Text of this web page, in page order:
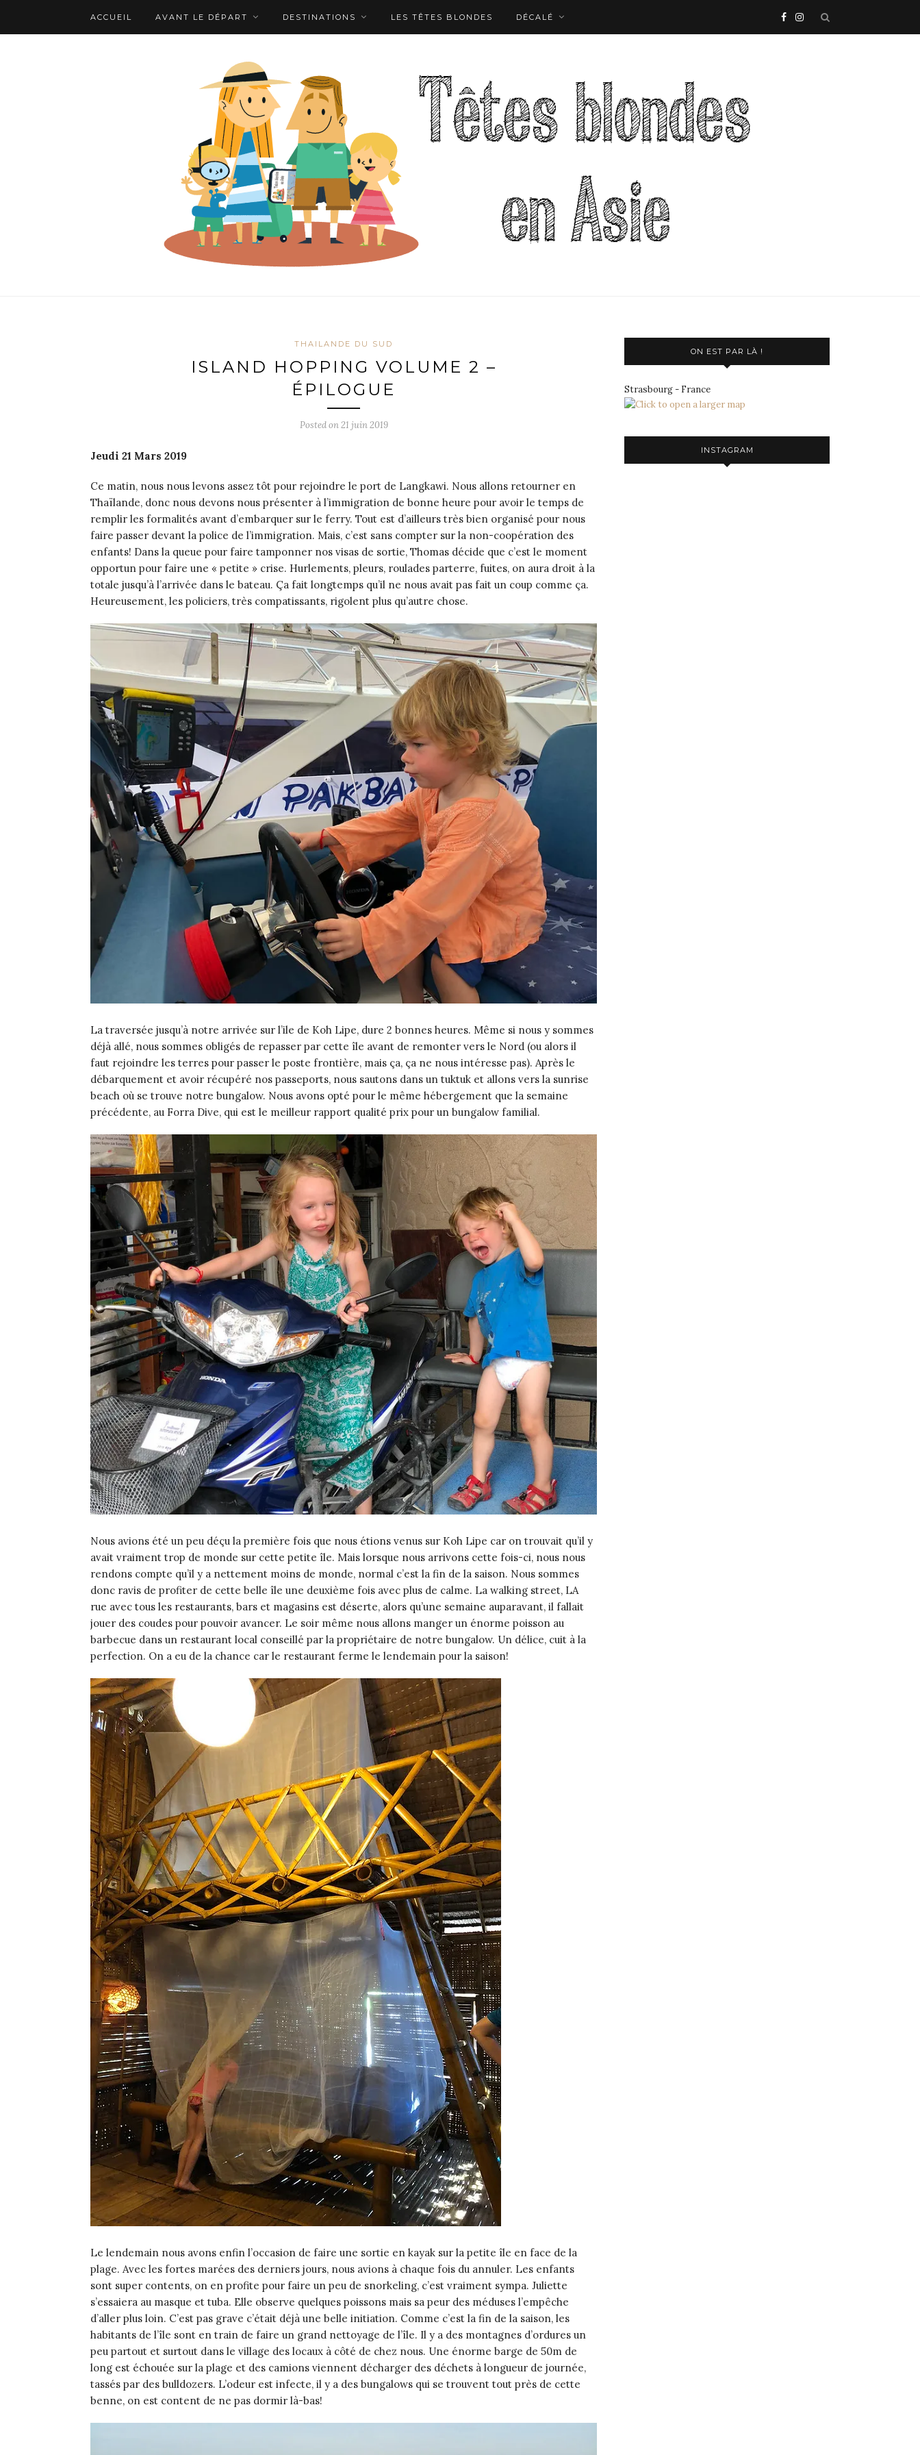
ACCUEIL AVANT LE DÉPART DESTINATIONS LES TÊTES BLONDES DÉCALÉ
THAILANDE DU SUD
ISLAND HOPPING VOLUME 2 –
ÉPILOGUE
Posted on21 juin 2019
Jeudi 21 Mars 2019
Ce matin, nous nous levons assez tôt pour rejoindre le port de Langkawi. Nous allons retourner en
Thaïlande, donc nous devons nous présenter à l’immigration de bonne heure pour avoir le temps de
remplir les formalités avant d’embarquer sur le ferry. Tout est d’ailleurs très bien organisé pour nous
faire passer devant la police de l’immigration. Mais, c’est sans compter sur la non-coopération des
enfants! Dans la queue pour faire tamponner nos visas de sortie, Thomas décide que c’est le moment
opportun pour faire une « petite » crise. Hurlements, pleurs, roulades parterre, fuites, on aura droit à la
totale jusqu’à l’arrivée dans le bateau. Ça fait longtemps qu’il ne nous avait pas fait un coup comme ça.
Heureusement, les policiers, très compatissants, rigolent plus qu’autre chose.
La traversée jusqu’à notre arrivée sur l’ile de Koh Lipe, dure 2 bonnes heures. Même si nous y sommes
déjà allé, nous sommes obligés de repasser par cette île avant de remonter vers le Nord (ou alors il
faut rejoindre les terres pour passer le poste frontière, mais ça, ça ne nous intéresse pas). Après le
débarquement et avoir récupéré nos passeports, nous sautons dans un tuktuk et allons vers la sunrise
beach où se trouve notre bungalow. Nous avons opté pour le même hébergement que la semaine
précédente, au Forra Dive, qui est le meilleur rapport qualité prix pour un bungalow familial.
Nous avions été un peu déçu la première fois que nous étions venus sur Koh Lipe car on trouvait qu’il y
avait vraiment trop de monde sur cette petite île. Mais lorsque nous arrivons cette fois-ci, nous nous
rendons compte qu’il y a nettement moins de monde, normal c’est la fin de la saison. Nous sommes
donc ravis de profiter de cette belle île une deuxième fois avec plus de calme. La walking street, LA
rue avec tous les restaurants, bars et magasins est déserte, alors qu’une semaine auparavant, il fallait
jouer des coudes pour pouvoir avancer. Le soir même nous allons manger un énorme poisson au
barbecue dans un restaurant local conseillé par la propriétaire de notre bungalow. Un délice, cuit à la
perfection. On a eu de la chance car le restaurant ferme le lendemain pour la saison!
Le lendemain nous avons enfin l’occasion de faire une sortie en kayak sur la petite île en face de la
plage. Avec les fortes marées des derniers jours, nous avions à chaque fois du annuler. Les enfants
sont super contents, on en profite pour faire un peu de snorkeling, c’est vraiment sympa. Juliette
s’essaiera au masque et tuba. Elle observe quelques poissons mais sa peur des méduses l’empêche
d’aller plus loin. C’est pas grave c’était déjà une belle initiation. Comme c’est la fin de la saison, les
habitants de l’île sont en train de faire un grand nettoyage de l’île. Il y a des montagnes d’ordures un
peu partout et surtout dans le village des locaux à côté de chez nous. Une énorme barge de 50m de
long est échouée sur la plage et des camions viennent décharger des déchets à longueur de journée,
tassés par des bulldozers. L’odeur est infecte, il y a des bungalows qui se trouvent tout près de cette
benne, on est content de ne pas dormir là-bas!
ON EST PAR LÀ !
Strasbourg - France
INSTAGRAM